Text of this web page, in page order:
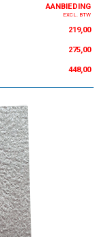
AANBIEDING
EXCL. BTW
219,00
275,00
448,00